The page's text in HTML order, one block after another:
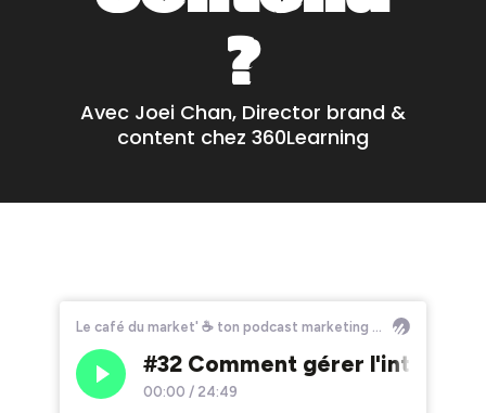
?
Avec Joei Chan, Director brand &
content chez 360Learning